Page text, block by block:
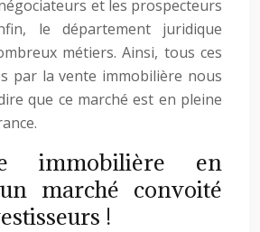
et les prospecteurs
le département juridique
métiers. Ainsi, tous ces
par la vente immobilière nous
que ce marché est en pleine
immobilière en
marché convoité
!